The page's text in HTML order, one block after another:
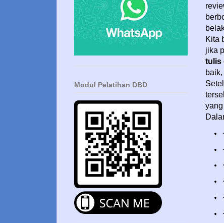
Kita
jika
tulis
·
·
·
·
·
·
Modul Pelatihan DBD